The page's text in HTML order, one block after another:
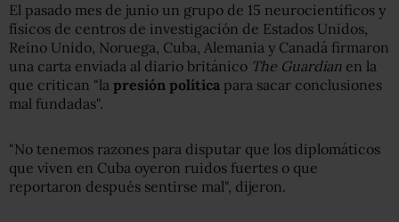
El pasado mes de junio un grupo de 15 neurocientíficos y
físicos de centros de investigación de Estados Unidos,
Reino Unido, Noruega, Cuba, Alemania y Canadá firmaron
una carta enviada al diario británico The Guardian en la
que critican "la presión política para sacar conclusiones
mal fundadas".
"No tenemos razones para disputar que los diplomáticos
que viven en Cuba oyeron ruidos fuertes o que
reportaron después sentirse mal", dijeron.